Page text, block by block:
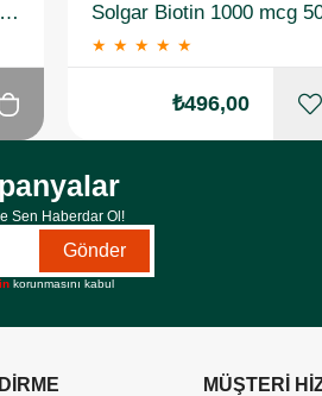
Solgar Kangavites Tropikal Meyve Aromalı 60 Tablet Solgar Biotin 1000 mcg
★ ★ ★ ★ ★
₺496,00
Sen Haberdar Ol!
Gönder
korunmasını kabul
MÜŞTERİ